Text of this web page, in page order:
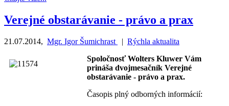
Verejné obstarávanie - právo a prax
21.07.2014, Mgr. Igor Šumichrast | Rýchla aktualita
Spoločnosť Wolters Kluwer Vám
prináša dvojmesačník Verejné
obstarávanie - právo a prax.
Časopis plný odborných informácií: